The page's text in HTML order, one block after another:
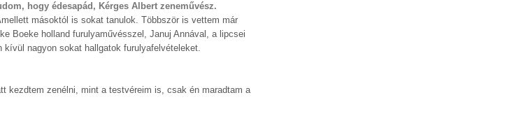
hogy édesapád, Kérges Albert zeneművész.
másoktól is sokat tanulok. Többször is vettem már
Boeke holland furulyaművésszel, Januj Annával, a lipcsei
kívül nagyon sokat hallgatok furulyafelvételeket.
kezdtem zenélni, mint a testvéreim is, csak én maradtam a